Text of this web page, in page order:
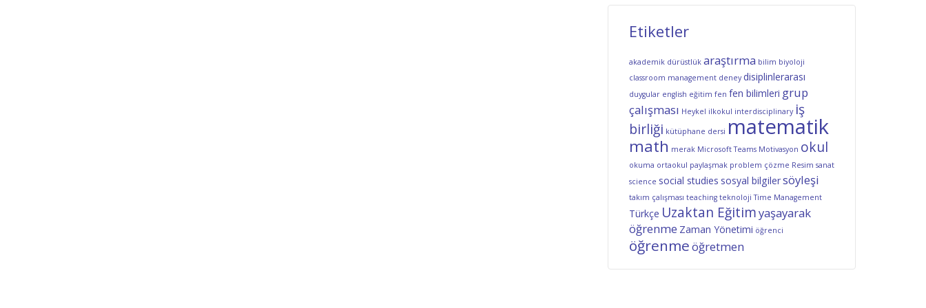
Etiketler
akademik dürüstlük araştırma bilim biyoloji
classroom management deney disiplinlerarası
duygular english eğitim fen fen bilimleri grup
çalışması Heykel ilkokul interdisciplinary iş
birliği kütüphane dersi matematik
math merak Microsoft Teams Motivasyon okul
okuma ortaokul paylaşmak problem çözme Resim sanat
science social studies sosyal bilgilersöyleşi
takım çalışması teaching teknoloji Time Management
Türkçe Uzaktan Eğitimyaşayarak
öğrenme Zaman Yönetimi öğrenci
öğrenmeöğretmen